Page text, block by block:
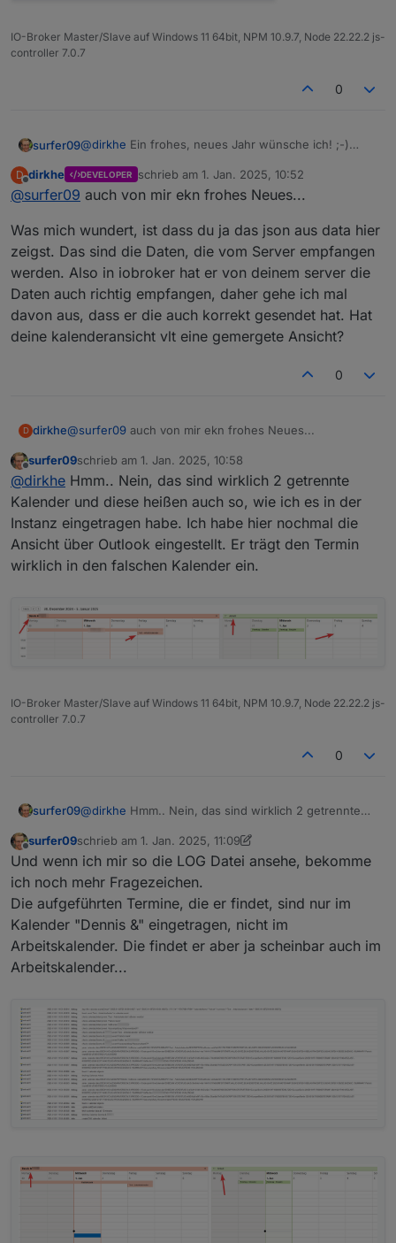
IO-Broker Master/Slave auf Windows 11 64bit, NPM 10.9.7, Node 22.22.2 js-
controller 7.0.7
0
surfer09@dirkhe Ein frohes, neues Jahr wünsche ich! ;-)
Habe jetzt einen weiteren Kalender "Arbeit"
hinzugefügt und auch ein neues Event mit diesem
Ich würde somit davon ausgehen, dass dieses neue
Event "TEST-Arbeitskalender" auch wirklich in den
Arbeitskalender eingetragen wird. Das ist aber nicht
der Fall. Der Termin landet im Kalender "Dennis &"
D
Offline
dirkhe DEVELOPER schrieb am 1. Jan. 2025, 10:52
zuletzt editiert von
@surfer09 auch von mir ekn frohes Neues...
Was mich wundert, ist dass du ja das json aus data hier
zeigst. Das sind die Daten, die vom Server empfangen
werden. Also in iobroker hat er von deinem server die
Daten auch richtig empfangen, daher gehe ich mal
davon aus, dass er die auch korrekt gesendet hat. Hat
deine kalenderansicht vlt eine gemergete Ansicht?
0
D dirkhe@surfer09 auch von mir ekn frohes Neues...
Was mich wundert, ist dass du ja das json aus data hier
zeigst. Das sind die Daten, die vom Server empfangen
werden. Also in iobroker hat er von deinem server die
Daten auch richtig empfangen, daher gehe ich mal
davon aus, dass er die auch korrekt gesendet hat. Hat
deine kalenderansicht vlt eine gemergete Ansicht?
Offline
surfer09schrieb am 1. Jan. 2025, 10:58
zuletzt editiert von
@dirkhe Hmm.. Nein, das sind wirklich 2 getrennte
Kalender und diese heißen auch so, wie ich es in der
Instanz eingetragen habe. Ich habe hier nochmal die
Ansicht über Outlook eingestellt. Er trägt den Termin
wirklich in den falschen Kalender ein.
IO-Broker Master/Slave auf Windows 11 64bit, NPM 10.9.7, Node 22.22.2 js-
controller 7.0.7
0
surfer09@dirkhe Hmm.. Nein, das sind wirklich 2 getrennte
Instanz eingetragen habe. Ich habe hier nochmal die
Ansicht über Outlook eingestellt. Er trägt den Termin
wirklich in den falschen Kalender ein.
Offline
surfer09schrieb am 1. Jan. 2025, 11:09
zuletzt editiert von surfer091. Jan. 2025, 12:13
Und wenn ich mir so die LOG Datei ansehe, bekomme
ich noch mehr Fragezeichen.
Die aufgeführten Termine, die er findet, sind nur im
Kalender "Dennis &" eingetragen, nicht im
Arbeitskalender. Die findet er aber ja scheinbar auch im
Arbeitskalender...